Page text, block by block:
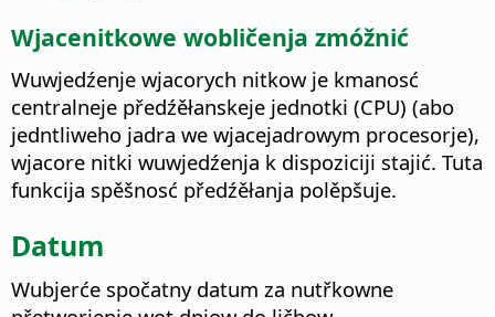
Wjacenitkowe wobličenja zmóžnić
Wuwjedźenje wjacorych nitkow je kmanosć
centralneje předźěłanskeje jednotki (CPU) (abo
jedntliweho jadra we wjacejadrowym procesorje),
wjacore nitki wuwjedźenja k dispoziciji stajić. Tuta
funkcija spěšnosć předźěłanja polěpšuje.
Datum
Wubjerće spočatny datum za nutřkowne